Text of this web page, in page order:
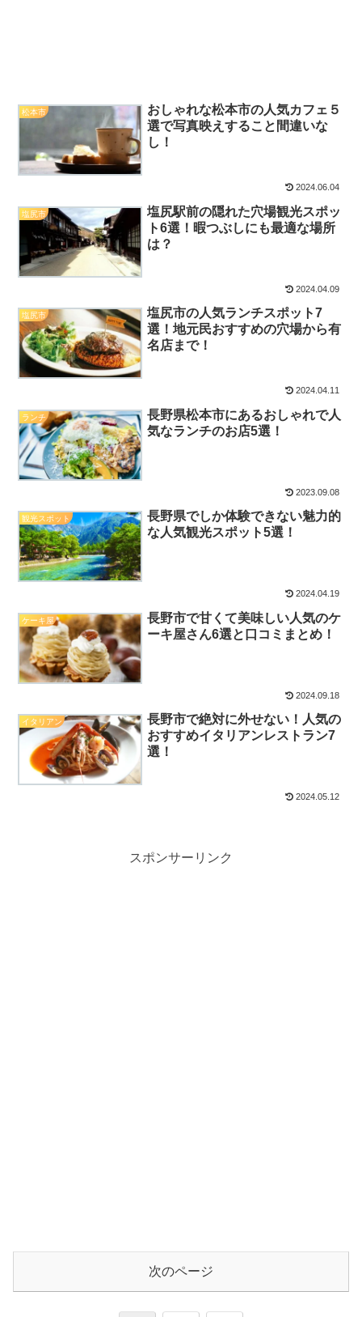
松本市
おしゃれな松本市の人気カフェ５
選で写真映えすること間違いな
し！
2024.06.04
塩尻市
塩尻駅前の隠れた穴場観光スポッ
ト6選！暇つぶしにも最適な場所
は？
2024.04.09
塩尻市
塩尻市の人気ランチスポット7
選！地元民おすすめの穴場から有
名店まで！
2024.04.11
ランチ
長野県松本市にあるおしゃれで人
気なランチのお店5選！
2023.09.08
観光スポット
長野県でしか体験できない魅力的
な人気観光スポット5選！
2024.04.19
ケーキ屋
長野市で甘くて美味しい人気のケ
ーキ屋さん6選と口コミまとめ！
2024.09.18
イタリアン
長野市で絶対に外せない！人気の
おすすめイタリアンレストラン7
選！
2024.05.12
スポンサーリンク
次のページ